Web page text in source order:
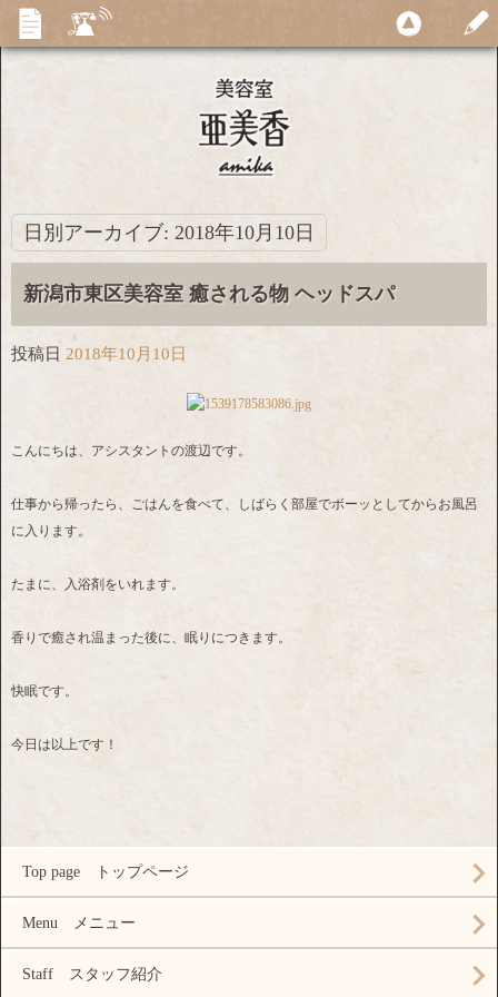
日別アーカイブ: 2018年10月10日
新潟市東区美容室 癒される物 ヘッドスパ
投稿日 2018年10月10日
こんにちは、アシスタントの渡辺です。
仕事から帰ったら、ごはんを食べて、しばらく部屋でボーッとしてからお風呂
に入ります。
たまに、入浴剤をいれます。
香りで癒され温まった後に、眠りにつきます。
快眠です。
今日は以上です！
Top page トップページ
Menu メニュー
Staff スタッフ紹介